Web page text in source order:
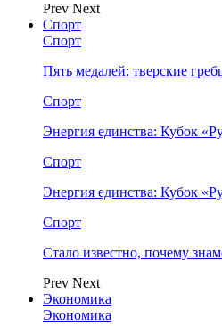
Prev Next
Спорт
Спорт
Пять медалей: тверские
Спорт
Энергия единства: Кубок
Спорт
Энергия единства: Кубок
Спорт
Стало известно, почему
Prev Next
Экономика
Экономика